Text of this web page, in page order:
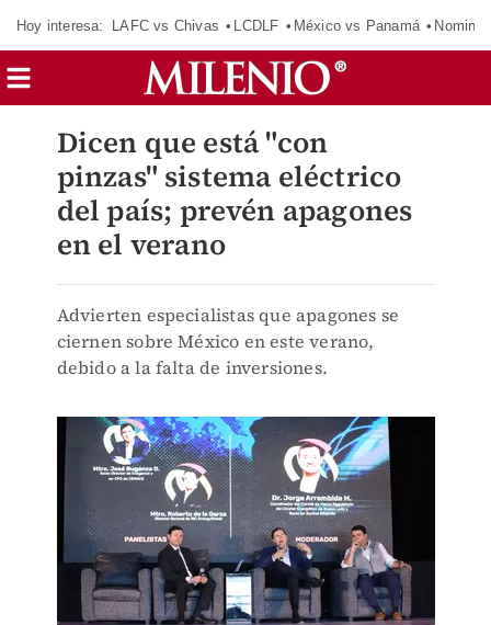
Hoy interesa: LAFC vs Chivas LCDLF México vs Panamá
Dicen que está "con
pinzas" sistema eléctrico
del país; prevén apagones
en el verano
Advierten especialistas que apagones se
ciernen sobre México en este verano,
debido a la falta de inversiones.